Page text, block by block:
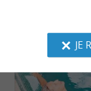
NOUS
JE